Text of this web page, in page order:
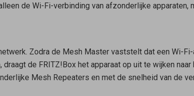
de Wi-Fi-verbinding van afzonderlijke apparaten,
Zodra de Mesh Mastervaststelt dat een Wi-Fi-
de FRITZ!Box het apparaat op uit te wijken naar
Mesh Repeaters en met de snelheid van de